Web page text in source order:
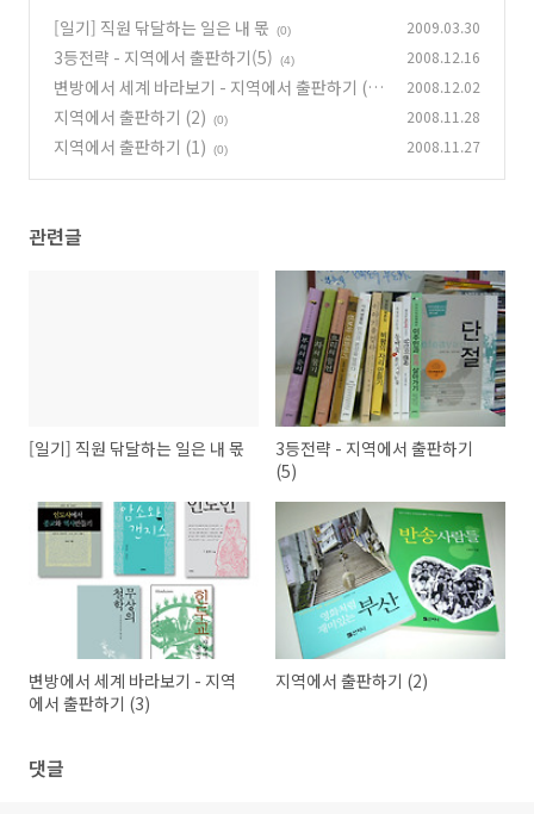
[일기] 직원 닦달하는 일은 내 몫
(0) 2009.03.30
3등전략 - 지역에서 출판하기(5) (4) 2008.12.16
변방에서 세계 바라보기 - 지역에서 출판하기 (3)
(0)
2008.12.02
지역에서 출판하기 (2) (0) 2008.11.28
지역에서 출판하기 (1) (0) 2008.11.27
관련글
[일기] 직원 닦달하는 일은 내 몫
3등전략 - 지역에서 출판하기
(5)
변방에서 세계 바라보기 - 지역
에서 출판하기 (3)
지역에서 출판하기 (2)
댓글